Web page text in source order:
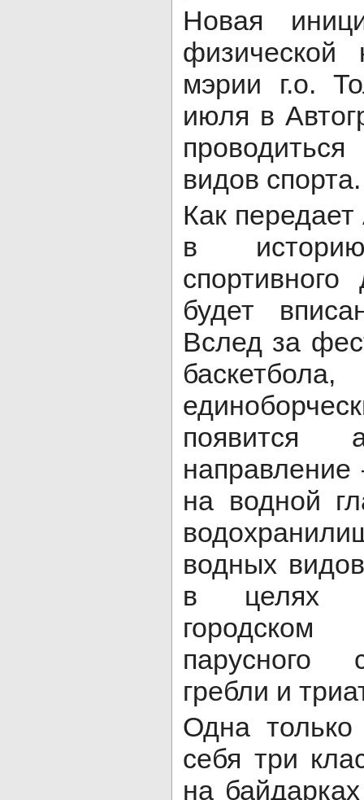
Новая
физической
мэрии г.о.
июля в
видов спорта.
Как
в историю
будет
Вслед за
появится
на водной
водных
в целях
городском
парусного
гребли и
Одна только
себя три
на